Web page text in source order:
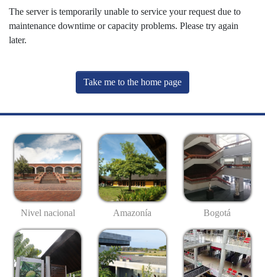
The server is temporarily unable to service your request due to
maintenance downtime or capacity problems. Please try again
later.
Take me to the home page
Nivel nacional Amazonía Bogotá